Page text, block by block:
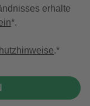
erhalte
*.
.